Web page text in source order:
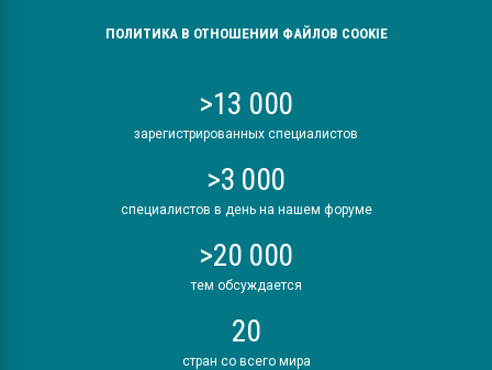
ПОЛИТИКА В ОТНОШЕНИИ ФАЙЛОВ COOKIE
>13 000
зарегистрированных специалистов
>3 000
специалистов в день на нашем форуме
>20 000
тем обсуждается
20
стран со всего мира